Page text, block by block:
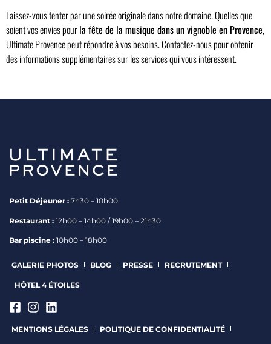
Laissez-vous tenter par une soirée originale dans notre domaine. Quelles que
soient vos envies pourla fête de la musique dans un vignoble en Provence,
Ultimate Provence peut répondre à vos besoins. Contactez-nous pour obtenir
des informations supplémentaires sur les services qui vous intéressent.
Petit Déjeuner : 7h30 – 10h00
Restaurant : 12h00 – 14h00 / 19h00 – 21h30
Bar piscine : 10h00 – 18h00
GALERIE PHOTOS BLOG PRESSE RECRUTEMENT
HÔTEL 4 ÉTOILES
MENTIONS LÉGALES POLITIQUE DE CONFIDENTIALITÉ